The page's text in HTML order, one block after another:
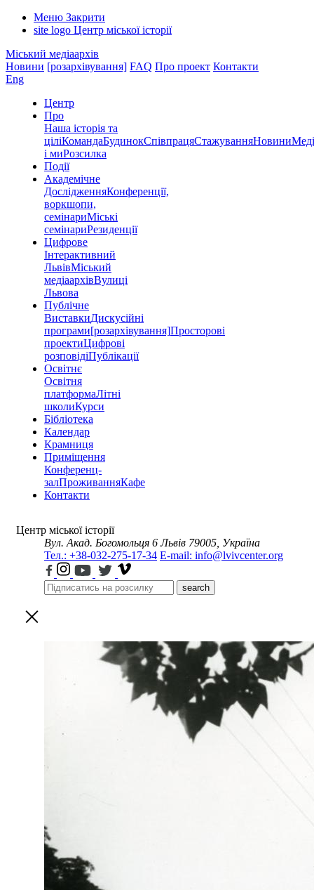
Меню Закрити
site logo Центр міської історії
Міський медіаархів
Новини [розархівування] FAQ Про проект Контакти
Eng
Центр
Про
Наша історія та
ціліКомандаБудинокСпівпрацяСтажуванняНовини
і миРозсилка
Події
Академічне
ДослідженняКонференції,
воркшопи,
семінариМіські
семінариРезиденції
Цифрове
Інтерактивний
ЛьвівМіський
медіаархівВулиці
Львова
Публічне
ВиставкиДискусійні
програми[розархівування]Просторові
проектиЦифрові
розповідіПублікації
Освітнє
Освітня
платформаЛітні
школиКурси
Бібліотека
Календар
Крамниця
Приміщення
Конференц-
залПроживанняКафе
Контакти
Центр міської історії
Вул. Акад. Богомольця 6 Львів 79005, Україна
Тел.: +38-032-275-17-34 E-mail: info@lvivcenter.org
search